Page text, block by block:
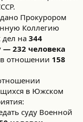
Прокурором
Коллегию
дел на 344
— 232 человека
отношении 158
в Южском
суду Военной